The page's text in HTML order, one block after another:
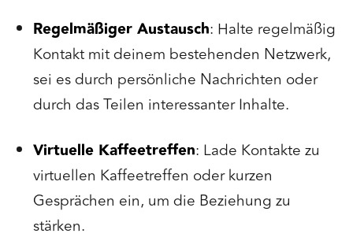
Regelmäßiger Austausch: Halte regelmäßig
Kontakt mit deinem bestehenden Netzwerk,
sei es durch persönliche Nachrichten oder
durch das Teilen interessanter Inhalte.
Virtuelle Kaffeetreffen: Lade Kontakte zu
virtuellen Kaffeetreffen oder kurzen
Gesprächen ein, um die Beziehung zu
stärken.